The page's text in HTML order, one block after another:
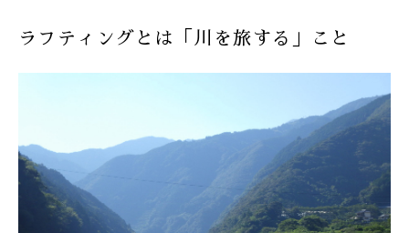
ラフティングとは「川を旅する」こと